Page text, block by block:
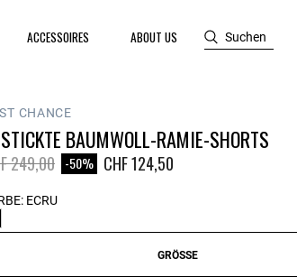
ACCESSOIRES ABOUT US Suchen
CHANCE
BAUMWOLL-RAMIE-SHORTS
reduced from
249,00to-50% CHF 124,50
ECRU
GRÖSSE